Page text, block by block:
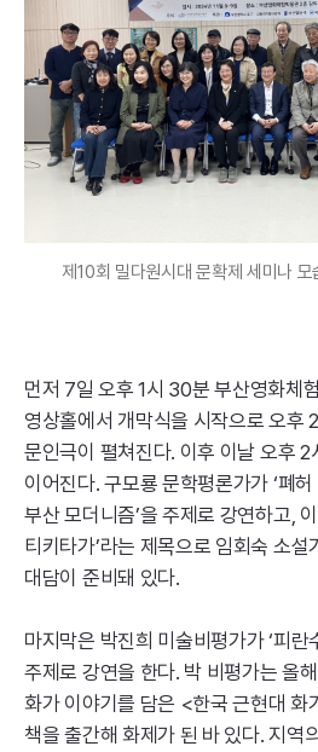
제10회 밀다원시대 문확제 세미나
먼저 7일 오후 1시 30분 부산영화체
영상홀에서 개막식을 시작으로 오후
문인극이 펼쳐진다. 이후 이날 오후
이어진다. 구모룡 문학평론가가 ‘폐
부산 모더니즘’을 주제로 강연하고,
티키타가’라는 제목으로 임회숙 소설
대담이 준비돼 있다.
마지막은 박진희 미술비평가가 ‘피란
주제로 강연을 한다. 박 비평가는 올
화가 이야기를 담은 <한국 근현대 화
책을 출간해 화제가 된 바 있다. 지역